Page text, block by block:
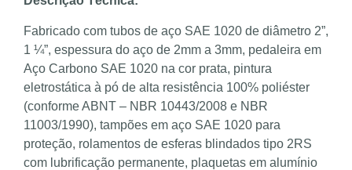
Fabricado com tubos de aço SAE 1020 de diâmetro 2”,
1 ¼”, espessura do aço de 2mm a 3mm, pedaleira em
Aço Carbono SAE 1020 na cor prata, pintura
eletrostática à pó de alta resistência 100% poliéster
(conforme ABNT – NBR 10443/2008 e NBR
11003/1990), tampões em aço SAE 1020 para
proteção, rolamentos de esferas blindados tipo 2RS
com lubrificação permanente, plaquetas em alumínio